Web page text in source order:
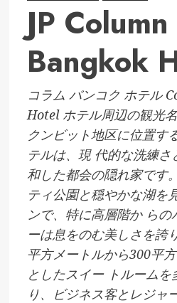
JP Column
Bangkok
コラム バンコク ホテル
Hotel ホテル周辺の観光
クンビット地区に位置す
テルは、現 代的な洗練
和した都会の隠れ家です
ティ公園と穏やかな湖を
ンで、特に高層階か らの
ーは息をのむ美しさを誇
平方メートルから300平
としたスイー トルーム
り、ビジネス客とレジャ